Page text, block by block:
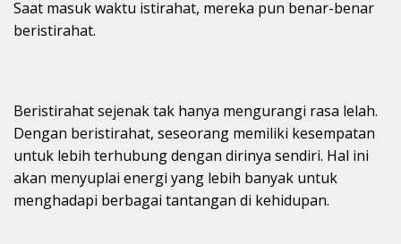
Saat masuk waktu istirahat, mereka pun benar-benar
beristirahat.
Beristirahat sejenak tak hanya mengurangi rasa lelah.
Dengan beristirahat, seseorang memiliki kesempatan
untuk lebih terhubung dengan dirinya sendiri. Hal ini
akan menyuplai energi yang lebih banyak untuk
menghadapi berbagai tantangan di kehidupan.